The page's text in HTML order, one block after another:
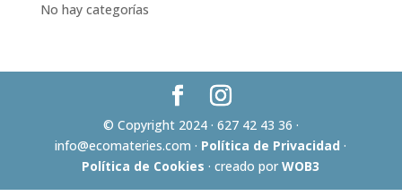
No hay categorías
© Copyright 2024 · 627 42 43 36 ·
info@ecomateries.com · Política de Privacidad ·
Política de Cookies · creado porWOB3